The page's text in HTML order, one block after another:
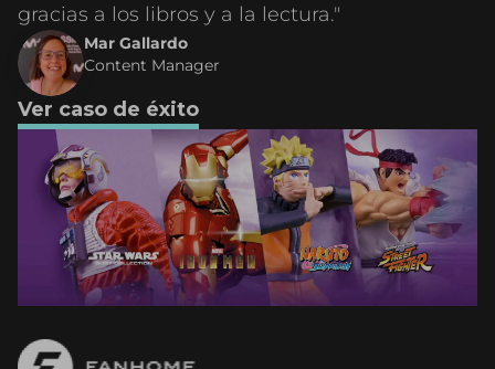
gracias a los libros y a la lectura."
Mar Gallardo
Content Manager
Ver caso de éxito